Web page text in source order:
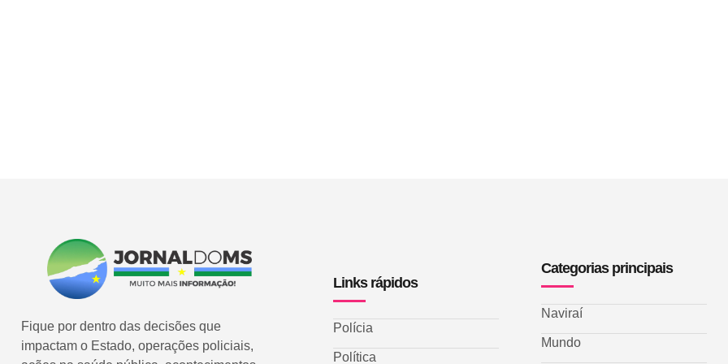
Fique por dentro das decisões que
impactam o Estado, operações policiais,
Links rápidos
Polícia
Política
Categorias principais
Naviraí
Mundo